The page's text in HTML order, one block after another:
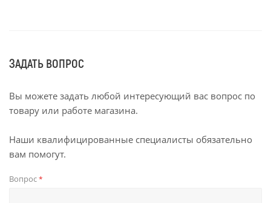
ЗАДАТЬ ВОПРОС
Вы можете задать любой интересующий вас вопрос по
товару или работе магазина.
Наши квалифицированные специалисты обязательно
вам помогут.
Вопрос*